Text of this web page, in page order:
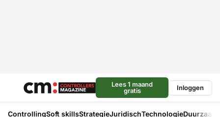
Lees 1 maand
gratis
Inloggen
ControllingSoft skillsStrategieJuridischTechnologie